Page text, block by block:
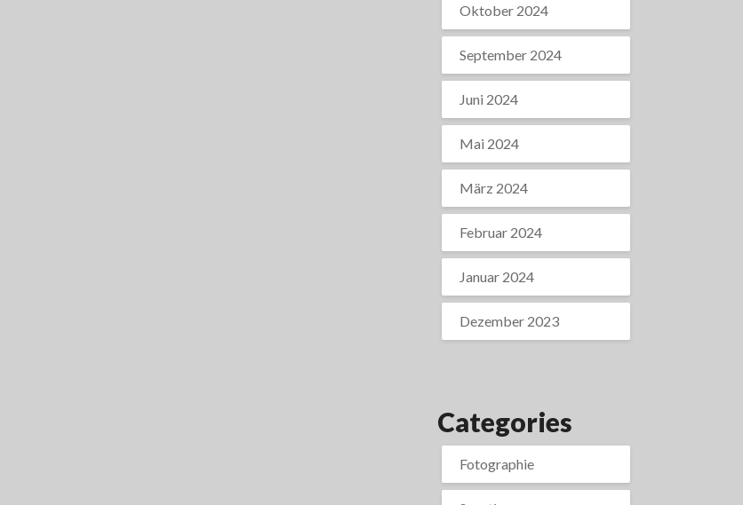
Oktober 2024
September 2024
Juni 2024
Mai 2024
März 2024
Februar 2024
Januar 2024
Dezember 2023
Categories
Fotographie